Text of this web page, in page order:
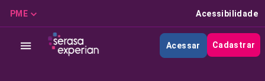
PME Acessibilidade
Acessar Cadastrar